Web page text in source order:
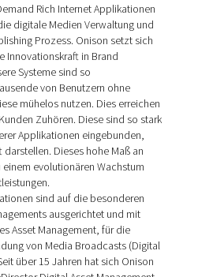
Rich Internet Applikationen
digitale Medien Verwaltung und
Prozess. Onison setzt sich
Innovationskraft in Brand
Systeme sind so
von Benutzern ohne
mühelos nutzen. Dies erreichen
Zuhören. Diese sind so stark
Applikationen eingebunden,
Dieses hohe Maß an
evolutionären Wachstum
sind auf die besonderen
ausgerichtet und mit
Asset Management, für die
von Media Broadcasts (Digital
über 15 Jahren hat sich Onison